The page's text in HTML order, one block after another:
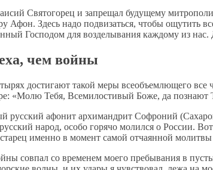
Святогорец и запрещал будущему
Афон. Здесь надо подвизаться, чтобы ощутить
Господом для возделывания каждому из
чем войны
достигают такой меры всеобъемлющего
«Молю Тебя, Всемилостивый Боже, да познают
русский афонит архимандрит Софроний
русский народ, особо горячо молился о России.
именно в момент самой отчаянной
совпал со временем моего пребывания в